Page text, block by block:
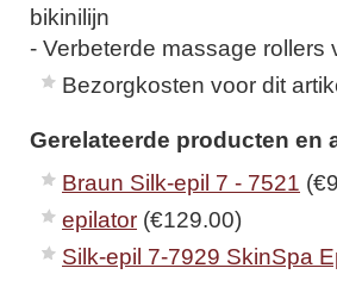
bikinilijn
- Verbeterde massage
Bezorgkosten voor dit
Gerelateerde producten en
Braun Silk-epil 7 - 7521
epilator (€129.00)
Silk-epil 7-7929 SkinSpa